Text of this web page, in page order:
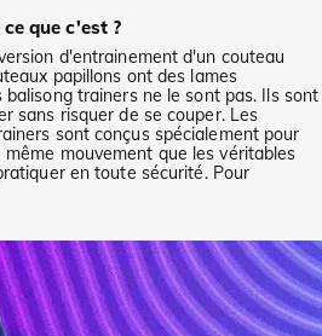
que c'est ?
d'entrainement d'un couteau
papillons ont des lames
trainers ne le sont pas. Ils sont
sans risquer de se couper. Les
sont conçus spécialement pour
mouvement que les véritables
en toute sécurité. Pour